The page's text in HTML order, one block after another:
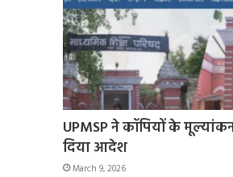
UPMSP ने कॉपियों के
दिया आदेश
March 9, 2026